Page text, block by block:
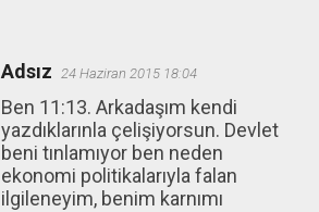
Adsız 24 Haziran 2015 18:04
Ben 11:13. Arkadaşım kendi
yazdıklarınla çelişiyorsun. Devlet
beni tınlamıyor ben neden
ekonomi politikalarıyla falan
ilgileneyim, benim karnımı